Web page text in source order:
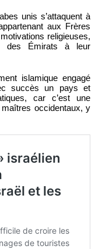
unis s’attaquent à
aux Frères
religieuses,
des Émirats à leur
islamique engagé
succès un pays et
car c’est une
occidentaux, y